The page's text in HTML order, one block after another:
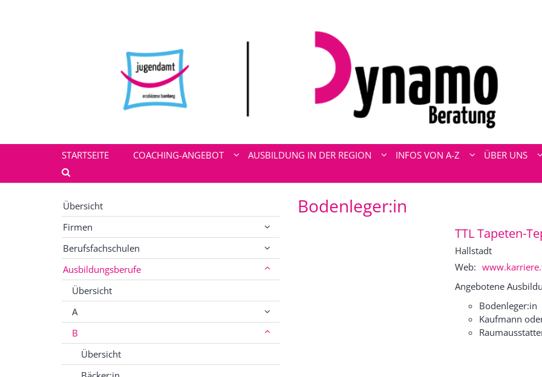
STARTSEITE COACHING-ANGEBOT AUSBILDUNG IN DER REGION INFOS VON A-Z ÜBER UNS
Bodenleger:in
TTL Tapeten-
Hallstadt
Web:
Angebotene
Bodenleger:in
Kaufmann
Übersicht
Firmen
Berufsfachschulen
Ausbildungsberufe
Übersicht
A
B
Übersicht